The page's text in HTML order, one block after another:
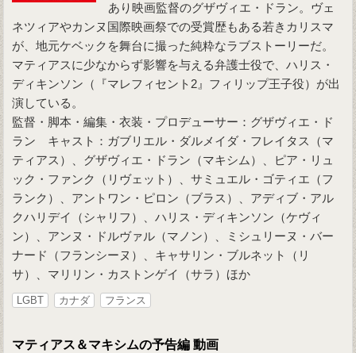
あり映画監督のグザヴィエ・ドラン。ヴェ
ネツィアやカンヌ国際映画祭での受賞歴もある若きカリスマ
が、地元ケベックを舞台に撮った純粋なラブストーリーだ。
マティアスに少なからず影響を与える弁護士役で、ハリス・
ディキンソン（『マレフィセント2』フィリップ王子役）が出
演している。
監督・脚本・編集・衣装・プロデューサー：グザヴィエ・ド
ラン キャスト：ガブリエル・ダルメイダ・フレイタス（マ
ティアス）、グザヴィエ・ドラン（マキシム）、ピア・リュ
ック・ファンク（リヴェット）、サミュエル・ゴティエ（フ
ランク）、アントワン・ピロン（ブラス）、アディブ・アル
クハリデイ（シャリフ）、ハリス・ディキンソン（ケヴィ
ン）、アンヌ・ドルヴァル（マノン）、ミシュリーヌ・バー
ナード（フランシーヌ）、キャサリン・ブルネット（リ
サ）、マリリン・カストンゲイ（サラ）ほか
LGBT カナダ フランス
マティアス＆マキシムの予告編 動画